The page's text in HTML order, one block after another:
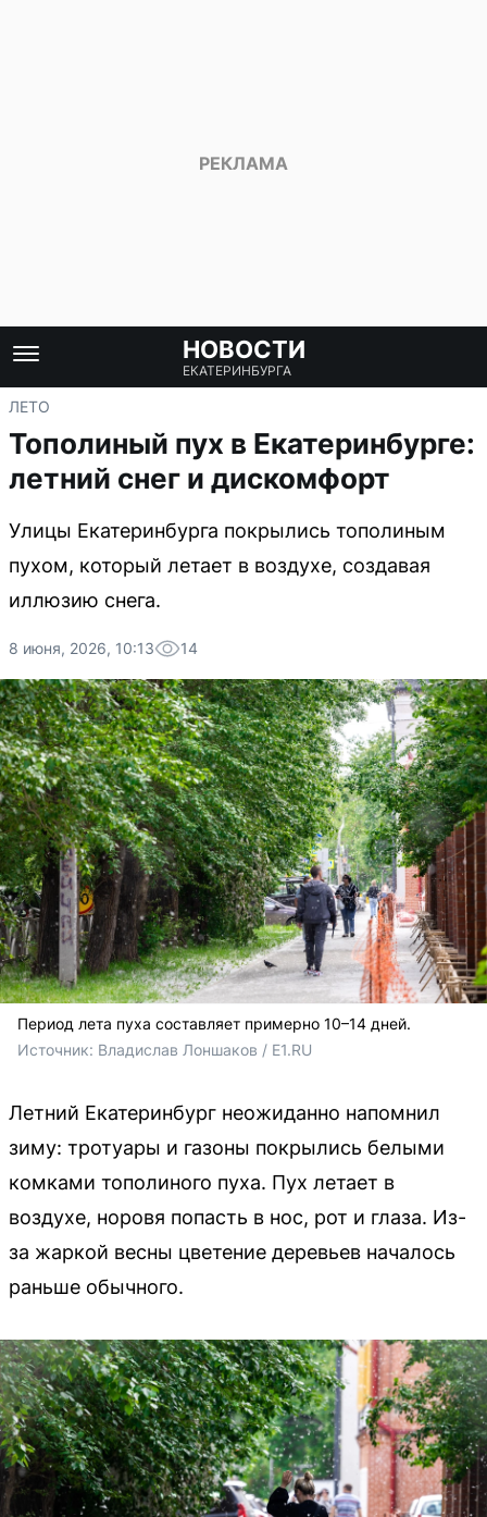
НОВОСТИ
ЕКАТЕРИНБУРГА
ЛЕТО
Тополиный пух в Екатеринбурге:
летний снег и дискомфорт
Улицы Екатеринбурга покрылись тополиным
пухом, который летает в воздухе, создавая
иллюзию снега.
8 июня, 2026, 10:13 14
Период лета пуха составляет примерно 10–14 дней.
Источник: Владислав Лоншаков / E1.RU
Летний Екатеринбург неожиданно напомнил
зиму: тротуары и газоны покрылись белыми
комками тополиного пуха. Пух летает в
воздухе, норовя попасть в нос, рот и глаза. Из-
за жаркой весны цветение деревьев началось
раньше обычного.